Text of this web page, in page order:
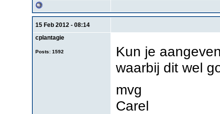
15 Feb 2012 - 08:14
cplantagie
Posts: 1592
Kun je
waarbij dit wel
mvg
Carel